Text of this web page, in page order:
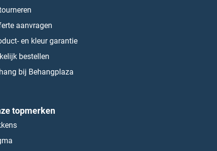
aanvragen
en kleur garantie
bestellen
bij Behangplaza
topmerken